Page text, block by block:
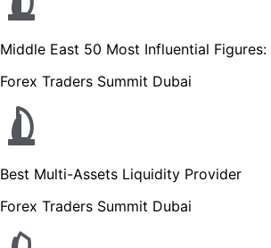
Middle East 50 Most Influential
Forex Traders Summit Dubai
Best Multi-Assets Liquidity Provider
Forex Traders Summit Dubai